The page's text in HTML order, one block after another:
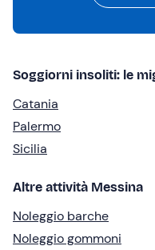
Soggiorni insoliti: le
Catania
Palermo
Sicilia
Altre attività Messina
Noleggio barche
Noleggio gommoni